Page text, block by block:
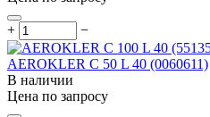
+ −
AEROKLER C 50 L 40 (0060611)
В наличии
Цена по запросу